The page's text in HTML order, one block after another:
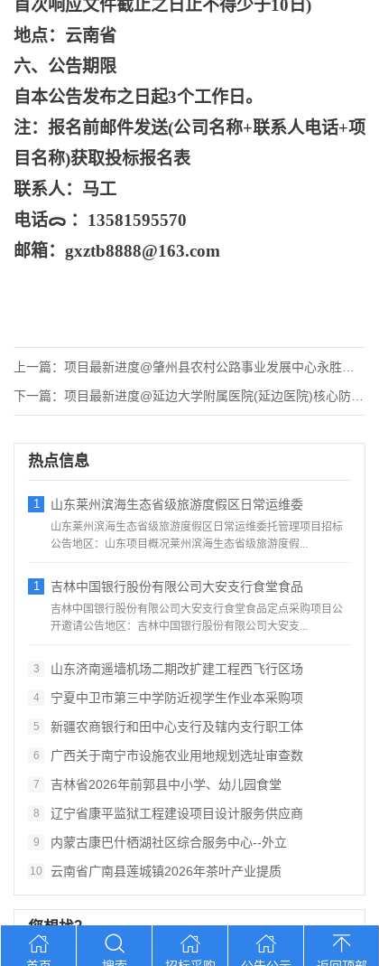
首次响应文件截止之日止不得少于10日)
地点：云南省
六、公告期限
自本公告发布之日起3个工作日。
注：报名前邮件发送(公司名称+联系人电话+项
目名称)获取投标报名表
联系人：马工
电话ᯅ‌ ：13581595570
邮箱： gxztb8888@163.com
上一篇： 项目最新进度@肇州县农村公路事业发展中心永胜道斑房屋建设项目
下一篇： 项目最新进度@延边大学附属医院(延边医院)核心防火墙采购项目
热点信息
1 山东莱州滨海生态省级旅游度假区日常运维委
山东莱州滨海生态省级旅游度假区日常运维委托管理项目招标
公告地区：山东项目概况莱州滨海生态省级旅游度假...
1 吉林中国银行股份有限公司大安支行食堂食品
吉林中国银行股份有限公司大安支行食堂食品定点采购项目公
开邀请公告地区：吉林中国银行股份有限公司大安支...
3 山东济南遥墙机场二期改扩建工程西飞行区场
4 宁夏中卫市第三中学防近视学生作业本采购项
5 新疆农商银行和田中心支行及辖内支行职工体
6 广西关于南宁市设施农业用地规划选址审查数
7 吉林省2026年前郭县中小学、幼儿园食堂
8 辽宁省康平监狱工程建设项目设计服务供应商
9 内蒙古康巴什栖湖社区综合服务中心--外立
10 云南省广南县莲城镇2026年茶叶产业提质
您想找？